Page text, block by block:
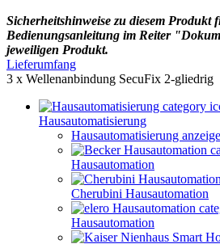
Sicherheitshinweise zu diesem Produkt
Bedienungsanleitung im Reiter
jeweiligen Produkt.
Lieferumfang
3 x Wellenanbindung SecuFix 2-gliedrig
Hausautomatisierung
Hausautomatisierung
Hausautomation
Cherubini Hausautomation
Hausautomation